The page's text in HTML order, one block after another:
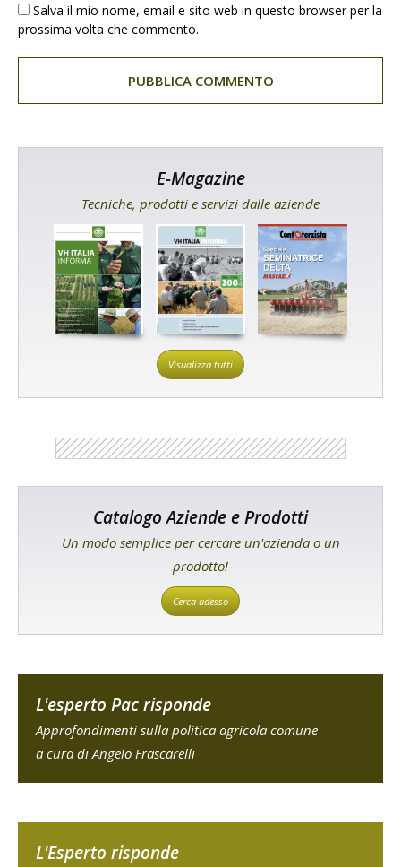
Salva il mio nome, email e sito web in questo browser per la
prossima volta che commento.
E-Magazine
Tecniche, prodotti e servizi dalle aziende
Visualizza tutti
Catalogo Aziende e Prodotti
Un modo semplice per cercare un'azienda o un
prodotto!
Cerca adesso
L'esperto Pac risponde
Approfondimenti sulla politica agricola comune
a cura di Angelo Frascarelli
L'Esperto risponde